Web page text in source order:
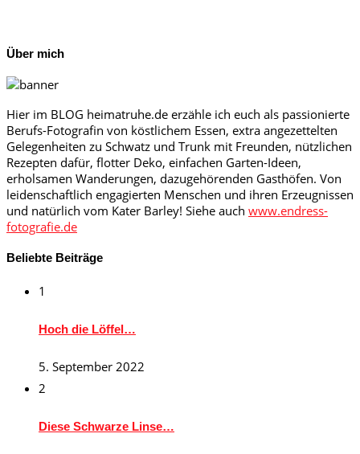
Über mich
Hier im BLOG heimatruhe.de erzähle ich euch als passionierte
Berufs-Fotografin von köstlichem Essen, extra angezettelten
Gelegenheiten zu Schwatz und Trunk mit Freunden, nützlichen
Rezepten dafür, flotter Deko, einfachen Garten-Ideen,
erholsamen Wanderungen, dazugehörenden Gasthöfen. Von
leidenschaftlich engagierten Menschen und ihren Erzeugnissen
und natürlich vom Kater Barley! Siehe auch www.endress-
fotografie.de
Beliebte Beiträge
1
Hoch die Löffel…
5. September 2022
2
Diese Schwarze Linse…